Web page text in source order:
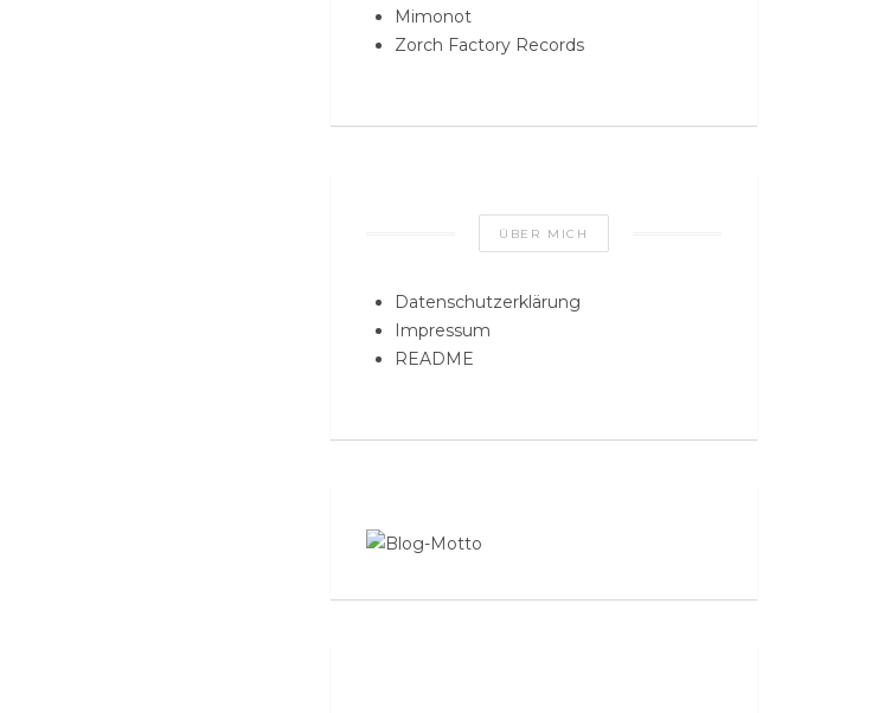
Mimonot
Zorch Factory Records
ÜBER MICH
Datenschutzerklärung
Impressum
README